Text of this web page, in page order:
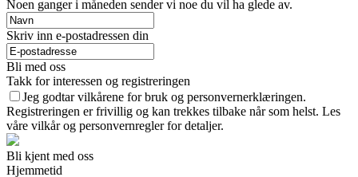
Noen ganger i måneden sender vi noe du vil ha glede av.
Skriv inn e-postadressen din
Bli med oss
Takk for interessen og registreringen
Jeg godtar vilkårene for bruk og personvernerklæringen.
Registreringen er frivillig og kan trekkes tilbake når som helst. Les
våre vilkår og personvernregler for detaljer.
Bli kjent med oss
Hjemmetid